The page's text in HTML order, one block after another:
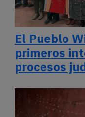
El Pueblo
primeros
procesos